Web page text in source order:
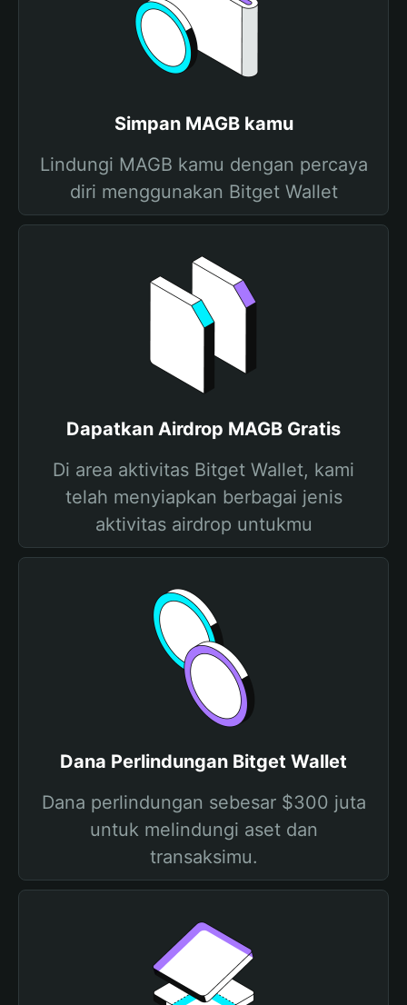
Simpan MAGB kamu
Lindungi MAGB kamu dengan percaya
diri menggunakan Bitget Wallet
Dapatkan Airdrop MAGB Gratis
Di area aktivitas Bitget Wallet, kami
telah menyiapkan berbagai jenis
aktivitas airdrop untukmu
Dana Perlindungan Bitget Wallet
Dana perlindungan sebesar $300 juta
untuk melindungi aset dan
transaksimu.